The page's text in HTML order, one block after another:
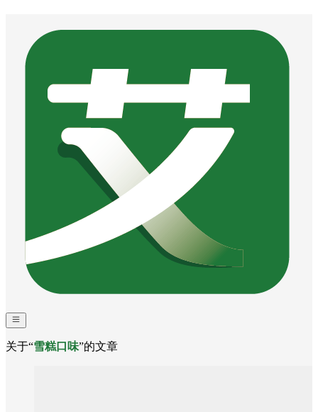
关于“雪糕口味”的文章